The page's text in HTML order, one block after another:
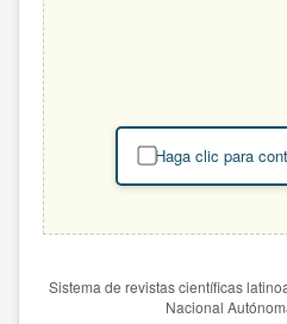
Haga clic para
Sistema de revistas científicas
Nacional